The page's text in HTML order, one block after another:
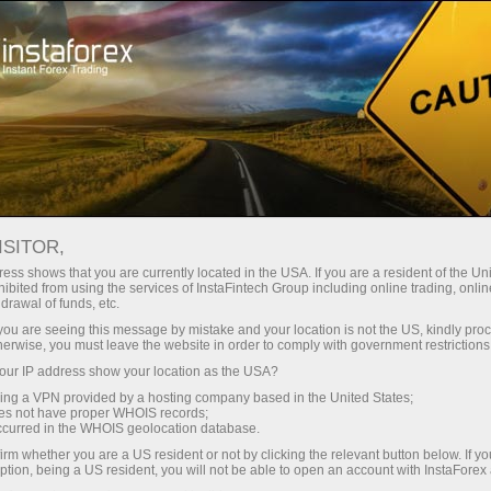
InstaForex-এর সাথে থেকে আপনি সত্যিকারের
লিভারেজ, মার্কেটের সেরা স্প্রেড ও কমিশন এবং
স্টক ও ইনডেক্স ট্রেডিংয়ের জন্য সুবিধাজনক
শর্তাবলী।
স্বল্প
প্রতিটি ডিপোজিটে
30% বোনাস
গতির
পরিচয় ট্রেডিংয়ে এবং হাইওয়েতে পাওয়া যায়
shows that you are currently located in the USA. If you are a resident of the
from using the services of InstaFintech Group including online trading,
of funds, etc.
are seeing this message by mistake and your location is not the US, kindly
you must leave the website in order to comply with government
IP address show your location as the USA?
a VPN provided by a hosting company based in the United States;
not have proper WHOIS records;
in the WHOIS geolocation database.
whether you are a US resident or not by clicking the relevant button below. If
being a US resident, you will not be able to open an account with InstaForex